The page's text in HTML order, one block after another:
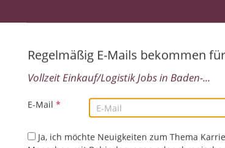
Regelmäßig E-Mails bekommen für
Vollzeit Einkauf/Logistik Jobs in Baden-...
E-Mail *
Ja, ich möchte Neuigkeiten zum Thema
Deutschland, Baden-Württemberg, Deutschland,
Deutschland, Brandenburg, Deutschland, Bremen,
Deutschland, Hessen, Deutschland, Mecklenburg-
Niedersachsen, Deutschland, Nordrhein-Westfalen,
Deutschland, Saarland, Deutschland, Sachsen-
Deutschland, Schleswig-Holstein, Deutschland,
Einkauf/Logistik | Deutsch | Englisch | PC-